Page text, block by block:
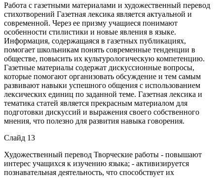
Работа с газетными материалами и художественный перевод
стихотворений Газетная лексика является актуальной и
современной. Через ее призму учащиеся понимают
особенности стилистики и новые явления в языке.
Информация, содержащаяся в газетных публикациях,
помогает школьникам понять современные тенденции в
обществе, повысить их культурологическую компетенцию.
Газетные материалы содержат дискуссионные вопросы,
которые помогают организовать обсуждение и тем самым
развивают навыки успешного общения с использованием
лексических единиц по заданной теме. Газетная лексика и
тематика статей является прекрасным материалом для
подготовки дискуссий и выражения своего собственного
мнения, что полезно для развития навыка говорения.
Слайд 13
Художественный перевод Творческие работы - повышают
интерес учащихся к изучению языка; - активизируется
познавательная деятельность, что способствует их